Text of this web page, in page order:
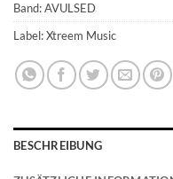
Band: AVULSED
Label: Xtreem Music
BESCHREIBUNG